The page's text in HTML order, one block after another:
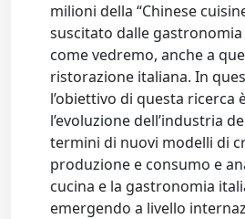
milioni della “Chinese
suscitato dalle gastronomia
come vedremo, anche a
ristorazione italiana. In
l’obiettivo di questa ricerca
l’evoluzione dell’industria
termini di nuovi modelli di
produzione e consumo e
cucina e la gastronomia
emergendo a livello